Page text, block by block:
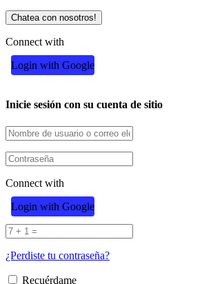
Chatea con nosotros!
Connect with
Login with Google
Inicie sesión con su cuenta de sitio
Connect with
Login with Google
¿Perdiste tu contraseña?
Recuérdame